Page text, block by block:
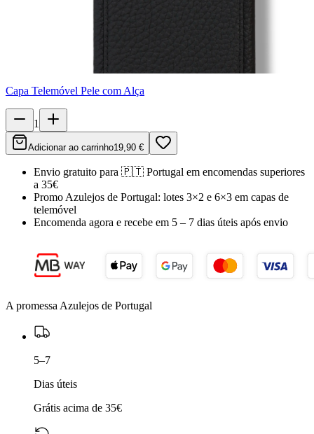
Capa Telemóvel Pele com Alça
1
Adicionar ao carrinho19,90 €
Envio gratuito para 🇵🇹 Portugal em encomendas superiores
a 35€
Promo Azulejos de Portugal: lotes 3×2 e 6×3 em capas de
telemóvel
Encomenda agora e recebe em 5 – 7 dias úteis após envio
A promessa Azulejos de Portugal
5–7
Dias úteis
Grátis acima de 35€